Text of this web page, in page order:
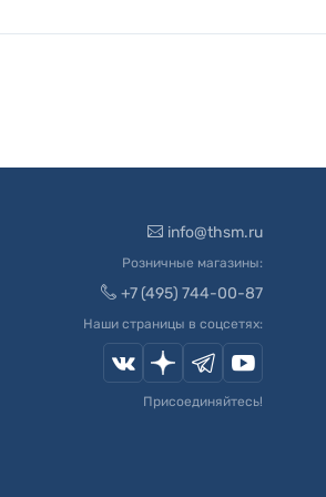
info@thsm.ru
Розничные магазины:
+7 (495) 744-00-87
Наши страницы в соцсетях:
Присоединяйтесь!